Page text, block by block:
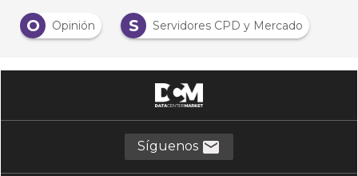
O
Opinión S Servidores CPD y Mercado
Síguenos